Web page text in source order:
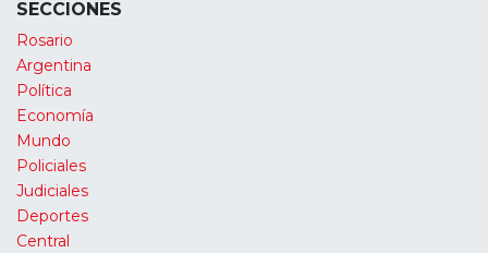
SECCIONES
Rosario
Argentina
Política
Economía
Mundo
Policiales
Judiciales
Deportes
Central